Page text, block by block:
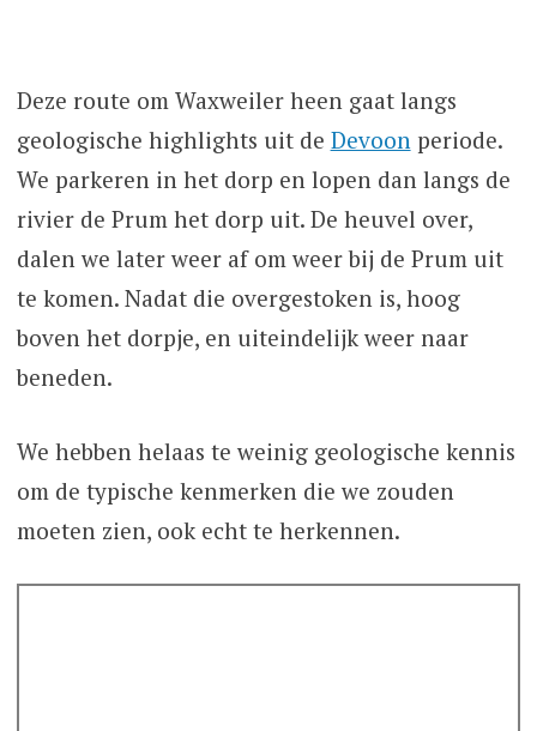
Deze route om Waxweiler heen gaat langs
geologische highlights uit de Devoonperiode.
We parkeren in het dorp en lopen dan langs de
rivier de Prum het dorp uit. De heuvel over,
dalen we later weer af om weer bij de Prum uit
te komen. Nadat die overgestoken is, hoog
boven het dorpje, en uiteindelijk weer naar
beneden.
We hebben helaas te weinig geologische kennis
om de typische kenmerken die we zouden
moeten zien, ook echt te herkennen.